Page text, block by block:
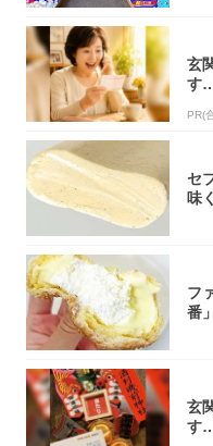
玄
す
PR(
セ
味
フ
番
玄
す